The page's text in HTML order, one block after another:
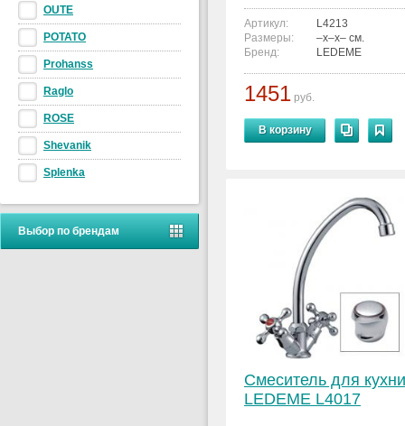
OUTE
POTATO
Prohanss
Raglo
ROSE
Shevanik
Splenka
Выбор по брендам
Артикул:
L4213
Размеры:
–x–x– см.
Бренд:
LEDEME
1451 руб.
В корзину
Смеситель для кухни
LEDEME L4017